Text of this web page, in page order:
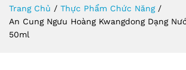
Trang Chủ / Thực Phẩm Chức Năng /
An Cung Ngưu Hoàng Kwangdong Dạng
50ml